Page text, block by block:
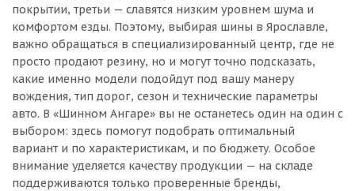
покрытии, третьи — славятся низким уровнем шума и
комфортом езды. Поэтому, выбирая шины в Ярославле,
важно обращаться в специализированный центр, где не
просто продают резину, но и могут точно подсказать,
какие именно модели подойдут под вашу манеру
вождения, тип дорог, сезон и технические параметры
авто. В «Шинном Ангаре» вы не останетесь один на один с
выбором: здесь помогут подобрать оптимальный
вариант и по характеристикам, и по бюджету. Особое
внимание уделяется качеству продукции — на складе
поддерживаются только проверенные бренды,